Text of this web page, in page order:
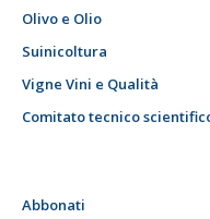
Olivo e Olio
Suinicoltura
Vigne Vini e Qualità
Comitato tecnico
Abbonati